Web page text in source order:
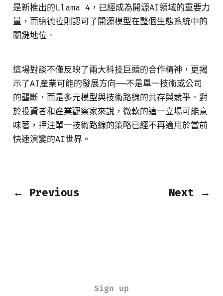
是新推出的Llama 4，已經成為開源AI領域的重要力
量，而納德拉則認可了開源模型在整個生態系統中的
關鍵地位。
這場對談不僅反映了兩大科技巨頭的合作精神，更揭
示了AI產業可能的發展方向——不是單一技術或公司
的壟斷，而是多元模型與技術路線的共存與競爭。對
於投資者和產業觀察家來說，微軟的這一立場可能意
味著，押注單一技術路線的策略已經不再適用於當前
快速演變的AI世界。
← Previous Next →
Sign up